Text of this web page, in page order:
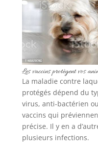
Les vaccins protègent vos
La maladie contre
protégés dépend du
virus, anti-bactérien
vaccins qui
précise. Il y en a
plusieurs infections.